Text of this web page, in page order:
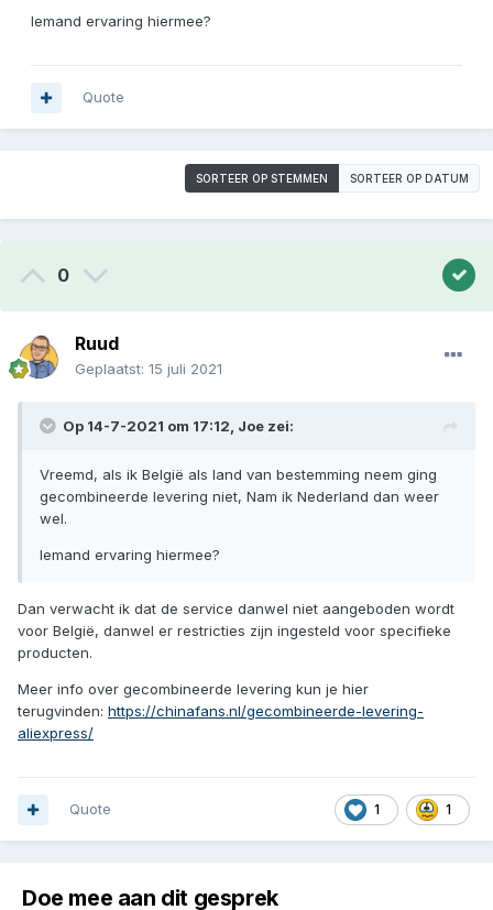
Iemand ervaring hiermee?
Quote
SORTEER OP STEMMEN SORTEER OP DATUM
0
Ruud
Geplaatst: 15 juli 2021
Op 14-7-2021 om 17:12, Joe zei:
Vreemd, als ik België als land van bestemming neem ging
gecombineerde levering niet, Nam ik Nederland dan weer
wel.
Iemand ervaring hiermee?
Dan verwacht ik dat de service danwel niet aangeboden wordt
voor België, danwel er restricties zijn ingesteld voor specifieke
producten.
Meer info over gecombineerde levering kun je hier
terugvinden: https://chinafans.nl/gecombineerde-levering-
aliexpress/
1 1
Quote
Doe mee aan dit gesprek